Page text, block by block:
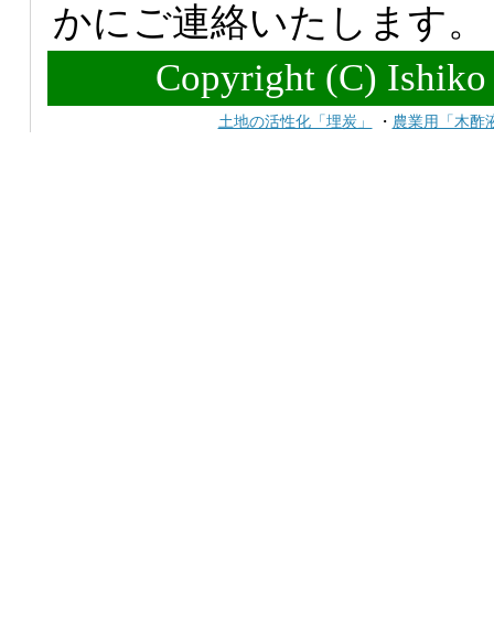
かにご連絡いたします。
Copyright (C)
土地の活性化「埋炭」 ・ 農業用「木酢